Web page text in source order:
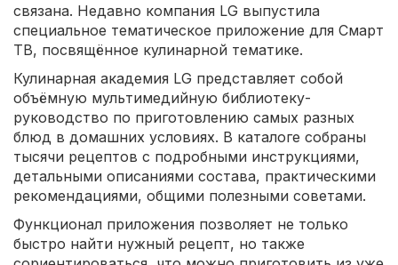
связана. Недавно компания LG выпустила
специальное тематическое приложение для Смарт
ТВ, посвящённое кулинарной тематике.
Кулинарная академия LG представляет собой
объёмную мультимедийную библиотеку-
руководство по приготовлению самых разных
блюд в домашних условиях. В каталоге собраны
тысячи рецептов с подробными инструкциями,
детальными описаниями состава, практическими
рекомендациями, общими полезными советами.
Функционал приложения позволяет не только
быстро найти нужный рецепт, но также